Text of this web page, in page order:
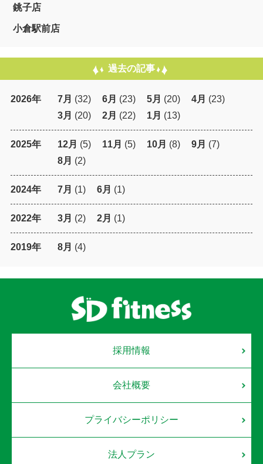
銚子店
小倉駅前店
過去の記事
2026年 7月 (32) 6月 (23) 5月 (20) 4月 (23)
3月 (20) 2月 (22) 1月 (13)
2025年 12月 (5) 11月 (5) 10月 (8) 9月 (7)
8月 (2)
2024年 7月 (1) 6月 (1)
2022年 3月 (2) 2月 (1)
2019年 8月 (4)
採用情報
会社概要
プライバシーポリシー
法人プラン